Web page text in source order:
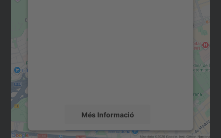
Més Informació